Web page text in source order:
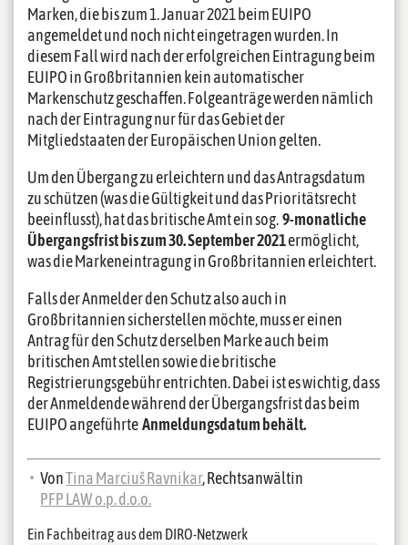
Marken, die bis zum 1. Januar 2021 beim EUIPO
angemeldet und noch nicht eingetragen wurden. In
diesem Fall wird nach der erfolgreichen Eintragung beim
EUIPO in Großbritannien kein automatischer
Markenschutz geschaffen. Folgeanträge werden nämlich
nach der Eintragung nur für das Gebiet der
Mitgliedstaaten der Europäischen Union gelten.
Um den Übergang zu erleichtern und das Antragsdatum
zu schützen (was die Gültigkeit und das Prioritätsrecht
beeinflusst), hat das britische Amt ein sog.9-monatliche
Übergangsfrist bis zum 30. September 2021ermöglicht,
was die Markeneintragung in Großbritannien erleichtert.
Falls der Anmelder den Schutz also auch in
Großbritannien sicherstellen möchte, muss er einen
Antrag für den Schutz derselben Marke auch beim
britischen Amt stellen sowie die britische
Registrierungsgebühr entrichten. Dabei ist es wichtig, dass
der Anmeldende während der Übergangsfrist das beim
EUIPO angeführteAnmeldungsdatum behält.
VonTina Marciuš Ravnikar, Rechtsanwältin
PFP LAW o.p. d.o.o.
Ein Fachbeitrag aus dem DIRO-Netzwerk